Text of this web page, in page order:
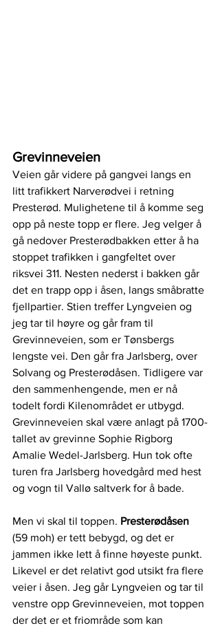
Grevinneveien
Veien går videre på gangvei langs en
litt trafikkert Narverødvei i retning
Presterød. Mulighetene til å komme seg
opp på neste topp er flere. Jeg velger å
gå nedover Presterødbakken etter å ha
stoppet trafikken i gangfeltet over
riksvei 311. Nesten nederst i bakken går
det en trapp opp i åsen, langs småbratte
fjellpartier. Stien treffer Lyngveien og
jeg tar til høyre og går fram til
Grevinneveien, som er Tønsbergs
lengste vei. Den går fra Jarlsberg, over
Solvang og Presterødåsen. Tidligere var
den sammenhengende, men er nå
todelt fordi Kilenområdet er utbygd.
Grevinneveien skal være anlagt på 1700-
tallet av grevinne Sophie Rigborg
Amalie Wedel-Jarlsberg. Hun tok ofte
turen fra Jarlsberg hovedgård med hest
og vogn til Vallø saltverk for å bade.
Men vi skal til toppen. Presterødåsen
(59 moh) er tett bebygd, og det er
jammen ikke lett å finne høyeste punkt.
Likevel er det relativt god utsikt fra flere
veier i åsen. Jeg går Lyngveien og tar til
venstre opp Grevinneveien, mot toppen
der det er et friområde som kan